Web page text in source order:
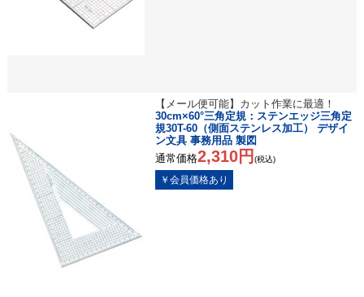
【メール便可能】カット作業に最適！
30cm×60°三角定規：ステンエッジ三角定
規30T-60（側面ステンレス加工） デザイ
ン文具 事務用品 製図
通常価格2,310円 (税込)